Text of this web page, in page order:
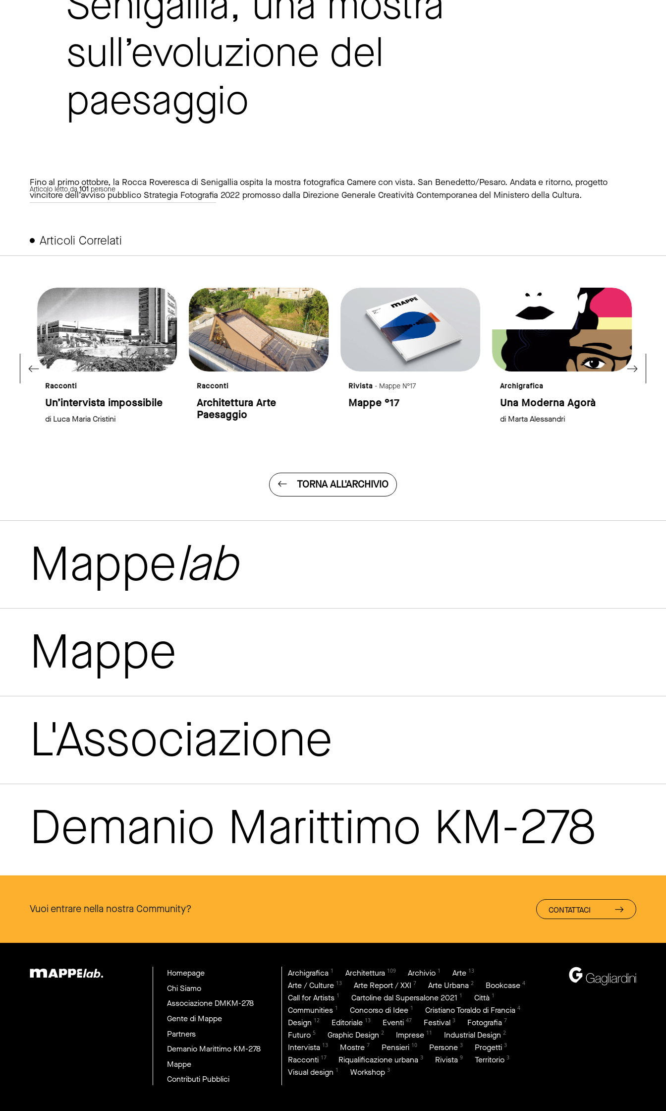
sull’evoluzione del
paesaggio
Articolo letto da101 persone
Fino al primo ottobre, la Rocca Roveresca di Senigallia ospita la mostra fotografica Camere con vista. San Benedetto/Pesaro. Andata e ritorno, progetto
vincitore dell’avviso pubblico Strategia Fotografia 2022 promosso dalla Direzione Generale Creatività Contemporanea del Ministero della Cultura.
Articoli Correlati
Racconti
Un’intervista impossibile
di Luca Maria Cristini
Racconti
Architettura Arte
Paesaggio
Rivista - Mappe N°17
Mappe °17
Archigrafica
Una Moderna Agorà
di Marta Alessandri
link to page link to page link to page link to page
TORNA ALL'ARCHIVIO
Mappelab
Mappe
L'Associazione
Demanio Marittimo KM-278
Vuoi entrare nella nostra Community? CONTATTACI
Homepage
Chi Siamo
Associazione DMKM-278
Gente di Mappe
Partners
Demanio Marittimo KM-278
Mappe
Contributi Pubblici
Archigrafica 1 Architettura 109 Archivio 1 Arte 13
Arte / Culture 13 Arte Report / XXI 7 Arte Urbana 2 Bookcase 4
Call for Artists 1 Cartoline dal Supersalone 2021 1 Città 1
Communities 1 Concorso di Idee 1 Cristiano Toraldo di Francia 4
Design 12 Editoriale 13 Eventi 47 Festival 3 Fotografia 7
Futuro 5 Graphic Design 2 Imprese 11 Industrial Design 2
Intervista 13 Mostre 7 Pensieri 10 Persone 3 Progetti 3
Racconti 17 Riqualificazione urbana 3 Rivista 9 Territorio 3
Visual design 1 Workshop 3